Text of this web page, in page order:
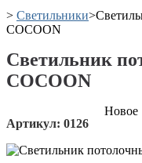
> Светильники>
COCOON
Светильник
COCOON
Артикул: 0126
Новое